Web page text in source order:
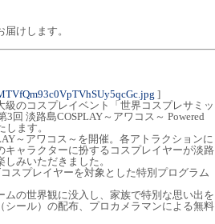
けします。
]
のコスプレイベント「世界コスプレサミッ
回 淡路島COSPLAY～アワコス～ Powered
ます。
～アワコス～を開催。各アトラクションに
ャラクターに扮するコスプレイヤーが淡路
みいただきました。
スプレイヤーを対象とした特別プログラム
の世界観に没入し、家族で特別な思い出を
ール）の配布、プロカメラマンによる無料